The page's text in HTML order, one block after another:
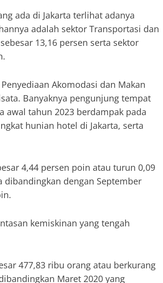
ada di Jakarta terlihat adanya
adalah sektor Transportasi dan
13,16 persen serta sektor
Akomodasi dan Makan
Banyaknya pengunjung tempat
awal tahun 2023 berdampak pada
hunian hotel di Jakarta, serta
4,44 persen poin atau turun 0,09
dibandingkan dengan September
kemiskinan yang tengah
477,83 ribu orang atau berkurang
Maret 2020 yang